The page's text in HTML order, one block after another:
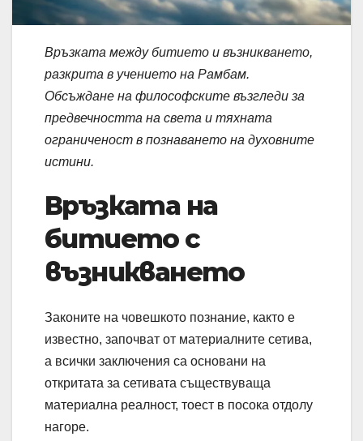
Връзката между битието и възникването,
разкрита в учението на Рамбам.
Обсъждане на философските възгледи за
предвечността на света и тяхната
ограниченост в познаването на духовните
истини.
Връзката на
битието с
възникването
Законите на човешкото познание, както е
известно, започват от материалните сетива,
а всички заключения са основани на
откритата за сетивата съществуваща
материална реалност, тоест в посока отдолу
нагоре.